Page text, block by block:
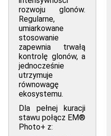
rozwoju glonów.
Regularne,
umiarkowane
stosowanie
zapewnia trwałą
kontrolę glonów, a
jednocześnie
utrzymuje
równowagę
ekosystemu.
Dla pełnej kuracji
stawu połącz EM®
Photo+ z: